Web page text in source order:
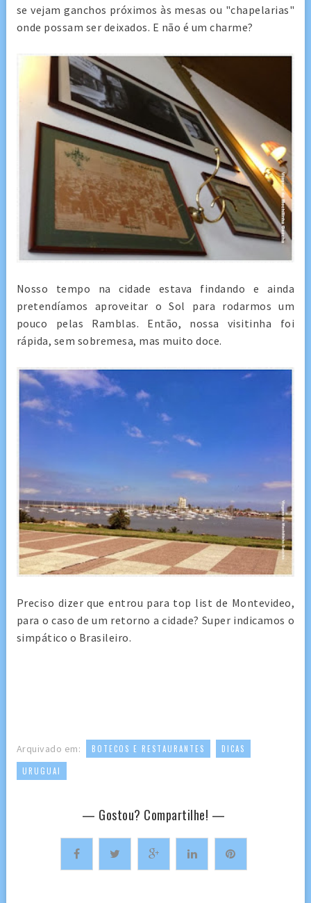
se vejam ganchos próximos às mesas ou "chapelarias"
onde possam ser deixados. E não é um charme?
Nosso tempo na cidade estava findando e ainda
pretendíamos aproveitar o Sol para rodarmos um
pouco pelas Ramblas. Então, nossa visitinha foi
rápida, sem sobremesa, mas muito doce.
Preciso dizer que entrou para top list de Montevideo,
para o caso de um retorno a cidade? Super indicamos o
simpático o Brasileiro.
Arquivado em: BOTECOS E RESTAURANTES DICAS
URUGUAI
— Gostou? Compartilhe! —